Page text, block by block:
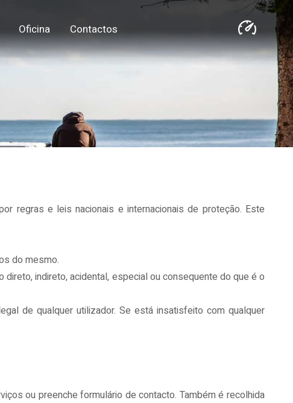
Oficina Contactos
regras e leis nacionais e internacionais de proteção. Este
do mesmo.
indireto, acidental, especial ou consequente do que é o
de qualquer utilizador. Se está insatisfeito com qualquer
ou preenche formulário de contacto. Também é recolhida